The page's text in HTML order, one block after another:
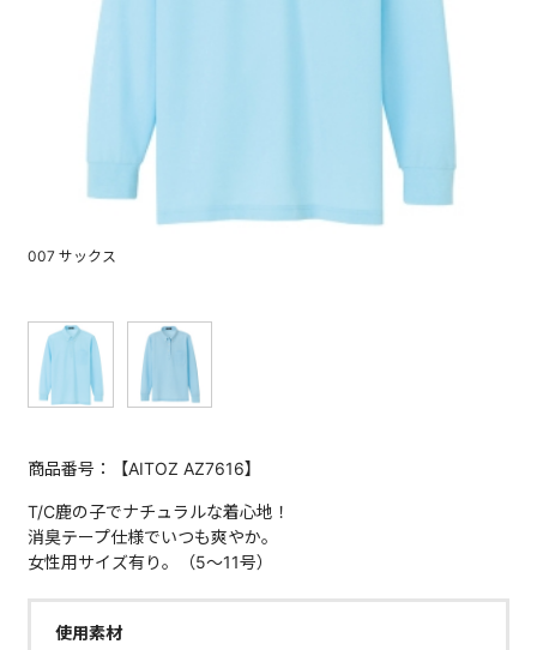
007 サックス
商品番号：【AITOZ AZ7616】
T/C鹿の子でナチュラルな着心地！
消臭テープ仕様でいつも爽やか。
女性用サイズ有り。（5～11号）
使用素材